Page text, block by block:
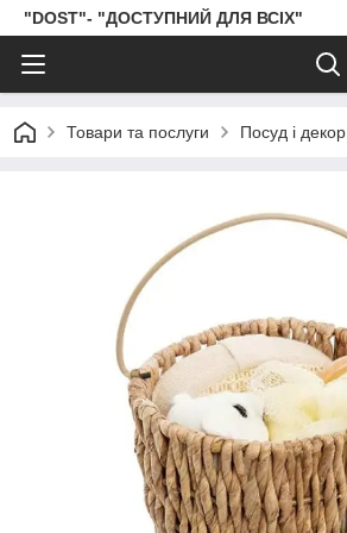
"DOST"- "ДОСТУПНИЙ ДЛЯ ВСІХ"
Товари та послуги Посуд і декор